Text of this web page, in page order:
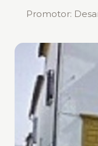
Promotor: